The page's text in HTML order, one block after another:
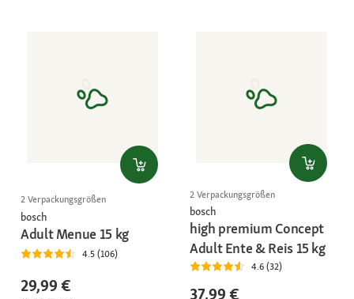
2 Verpackungsgrößen
bosch
Adult Menue 15 kg
4.5 (106)
29,99 €
2 Verpackungsgrößen
bosch
high premium Concept
Adult Ente & Reis 15 kg
4.6 (32)
37,99 €